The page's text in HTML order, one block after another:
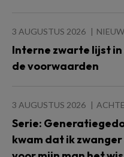
3 AUGUSTUS 2026
Interne zwarte lijst
de voorwaarden
3 AUGUSTUS 2026
Serie:
kwam dat ik